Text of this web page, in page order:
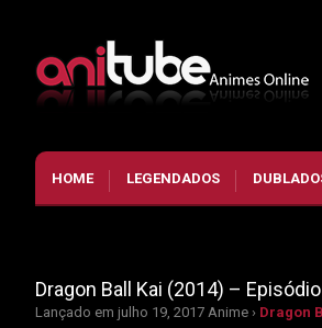
HOME LEGENDADOS
Dragon Ball Kai (2014) –
Lançado em julho 19, 2017 Anime › Dragon